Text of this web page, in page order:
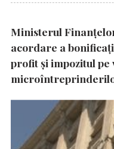
Ministerul
acordare a
profit și impozitul